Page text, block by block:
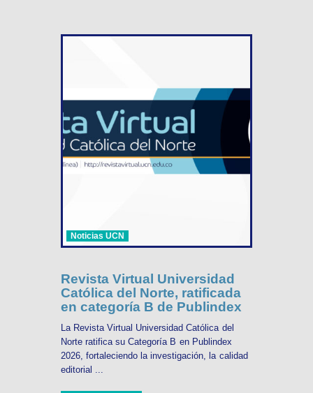
Noticias UCN
Revista Virtual Universidad
Católica del Norte, ratificada
en categoría B de Publindex
La Revista Virtual Universidad Católica del
Norte ratifica su Categoría B en Publindex
2026, fortaleciendo la investigación, la calidad
editorial ...